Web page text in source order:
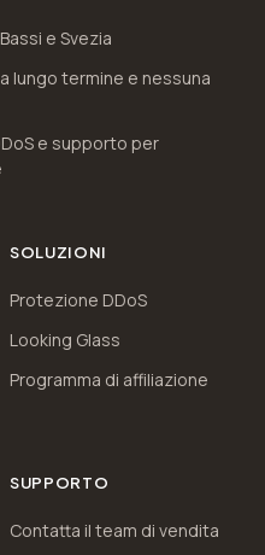
e Svezia
lungo termine e nessuna
e supporto per
SOLUZIONI
Protezione DDoS
Looking Glass
Programma di affiliazione
SUPPORTO
Contatta il team di vendita